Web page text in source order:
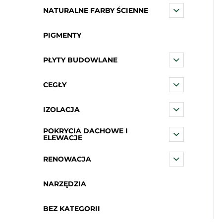
NATURALNE FARBY ŚCIENNE
PIGMENTY
PŁYTY BUDOWLANE
CEGŁY
IZOLACJA
POKRYCIA DACHOWE I
ELEWACJE
RENOWACJA
NARZĘDZIA
BEZ KATEGORII